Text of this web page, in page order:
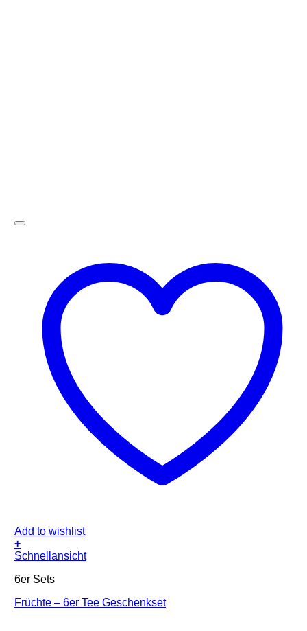
Add to wishlist
+
Schnellansicht
6er Sets
Früchte – 6er Tee Geschenkset